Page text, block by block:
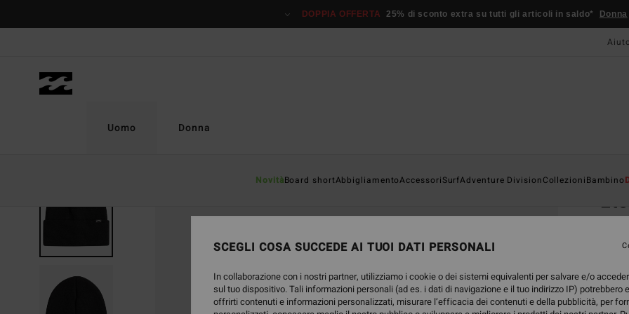
prodotto
DOPPIA OFFERTA 25% di sconto extra su tutti gli articoli in saldo* Donna
Uomo
NovitàBoard shortAbbigliamentoAccessoriSurfAdventure DivisionCollezioniBambino
Donna
Colori
SCEGLI COSA SUCCEDE AI TUOI DATI PERSONALI
In collaborazione con i nostri partner, utilizziamo i cookie o dei sistemi equivalenti per salvare e/o
sul tuo dispositivo. Tali informazioni personali (ad es. i dati di navigazione e il tuo indirizzo IP) potrebbero
offrirti contenuti e informazioni personalizzati, misurare l’efficacia dei contenuti e della pubblicità, per